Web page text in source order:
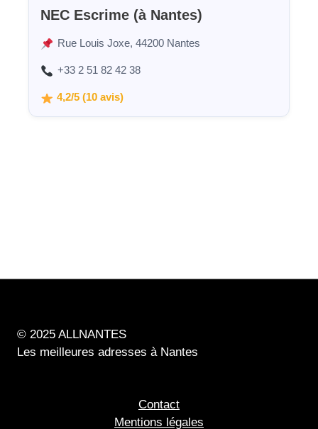
NEC Escrime (à Nantes)
Rue Louis Joxe, 44200 Nantes
+33 2 51 82 42 38
4,2/5 (10 avis)
© 2025 ALLNANTES
Les meilleures adresses à Nantes
Contact
Mentions légales